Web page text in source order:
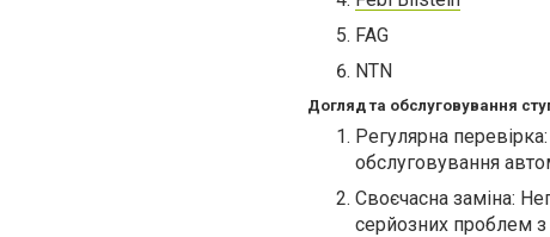
FAG
NTN
Догляд та обслуговування
Регулярна
обслуговування
Своєчасна заміна:
серйозних проблем з